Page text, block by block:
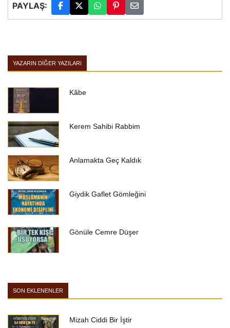
PAYLAŞ:
YAZARIN DIĞER YAZILARI
Kâbe
Kerem Sahibi Rabbim
Anlamakta Geç Kaldık
Giydik Gaflet Gömleğini
Gönüle Cemre Düşer
SON EKLENENLER
Mizah Ciddi Bir İştir